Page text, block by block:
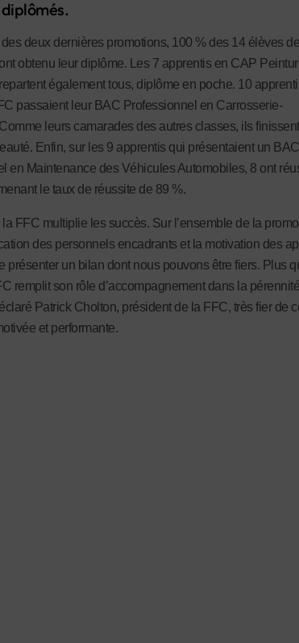
deux dernières promotions, 100 % des 14 élèves
obtenu leur diplôme. Les 7 apprentis en CAP
également tous, diplôme en poche. 10
passaient leur BAC Professionnel en Carrosserie-
leurs camarades des autres classes, ils finissent
Enfin, sur les 9 apprentis qui présentaient un BAC
en Maintenance des Véhicules Automobiles, 8 ont
le taux de réussite de 89 %.
la FFC multiplie les succès. Sur l’ensemble de la
des personnels encadrants et la motivation des
présenter un bilan dont nous pouvons être fiers. Plus
remplit son rôle d’accompagnement dans la
Patrick Cholton, président de la FFC, très fier de
et performante.